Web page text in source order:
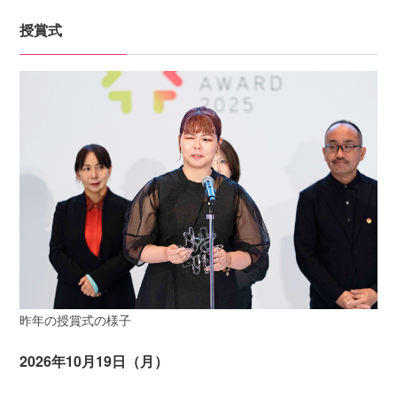
授賞式
昨年の授賞式の様子
2026年10月19日（月）